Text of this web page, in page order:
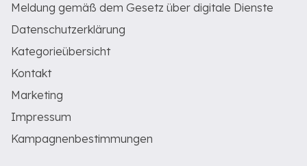
Meldung gemäß dem Gesetz über digitale Dienste
Datenschutzerklärung
Kategorieübersicht
Kontakt
Marketing
Impressum
Kampagnenbestimmungen